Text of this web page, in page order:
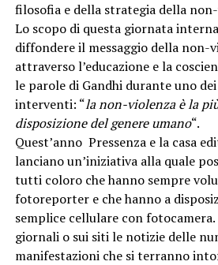
filosofia e della strategia della
Lo scopo di questa giornata
diffondere il messaggio della non-
attraverso l’educazione e la
le parole di Gandhi durante uno
interventi: “la non-violenza è la
disposizione del genere umano“.
Quest’anno Pressenza e la casa
lanciano un’iniziativa alla quale
tutti coloro che hanno sempre
fotoreporter e che hanno a
semplice cellulare con fotocamera.
giornali o sui siti le notizie delle
manifestazioni che si terranno